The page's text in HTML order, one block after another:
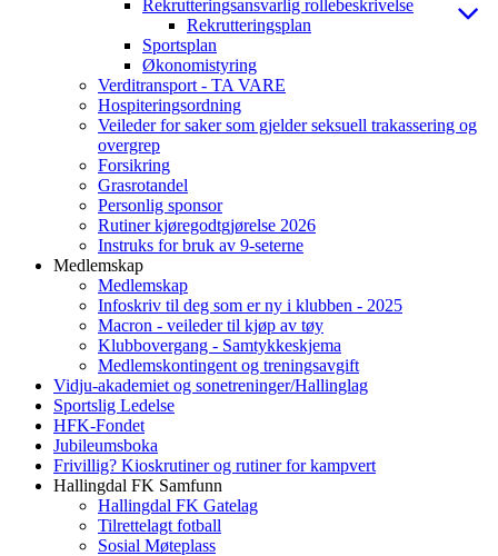
Rekrutteringsansvarlig rollebeskrivelse
Rekrutteringsplan
Sportsplan
Økonomistyring
Verditransport - TA VARE
Hospiteringsordning
Veileder for saker som gjelder seksuell trakassering og
overgrep
Forsikring
Grasrotandel
Personlig sponsor
Rutiner kjøregodtgjørelse 2026
Instruks for bruk av 9-seterne
Medlemskap
Medlemskap
Infoskriv til deg som er ny i klubben - 2025
Macron - veileder til kjøp av tøy
Klubbovergang - Samtykkeskjema
Medlemskontingent og treningsavgift
Vidju-akademiet og sonetreninger/Hallinglag
Sportslig Ledelse
HFK-Fondet
Jubileumsboka
Frivillig? Kioskrutiner og rutiner for kampvert
Hallingdal FK Samfunn
Hallingdal FK Gatelag
Tilrettelagt fotball
Sosial Møteplass